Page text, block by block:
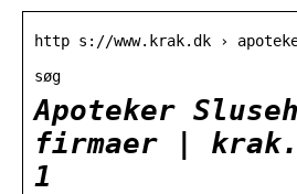
http s://www.krak.dk ›
søg
Apoteker
firmaer |
1